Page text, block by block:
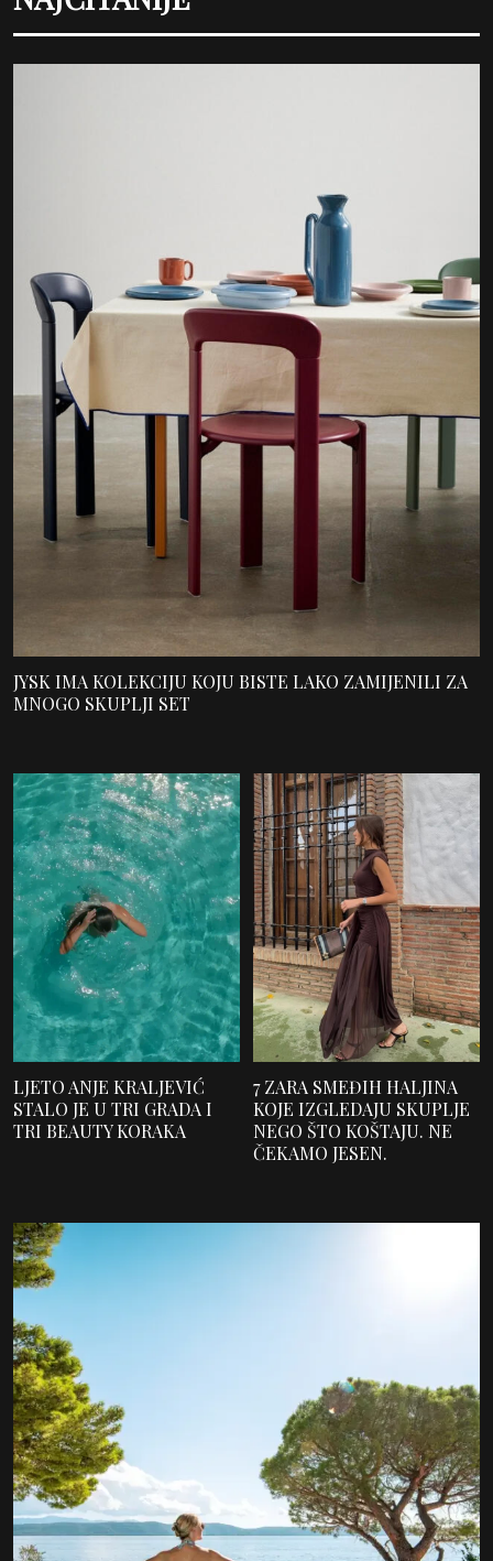
JYSK IMA KOLEKCIJU KOJU BISTE LAKO ZAMIJENILI ZA
MNOGO SKUPLJI SET
LJETO ANJE KRALJEVIĆ
STALO JE U TRI GRADA I
TRI BEAUTY KORAKA
7 ZARA SMEĐIH HALJINA
KOJE IZGLEDAJU SKUPLJE
NEGO ŠTO KOŠTAJU. NE
ČEKAMO JESEN.